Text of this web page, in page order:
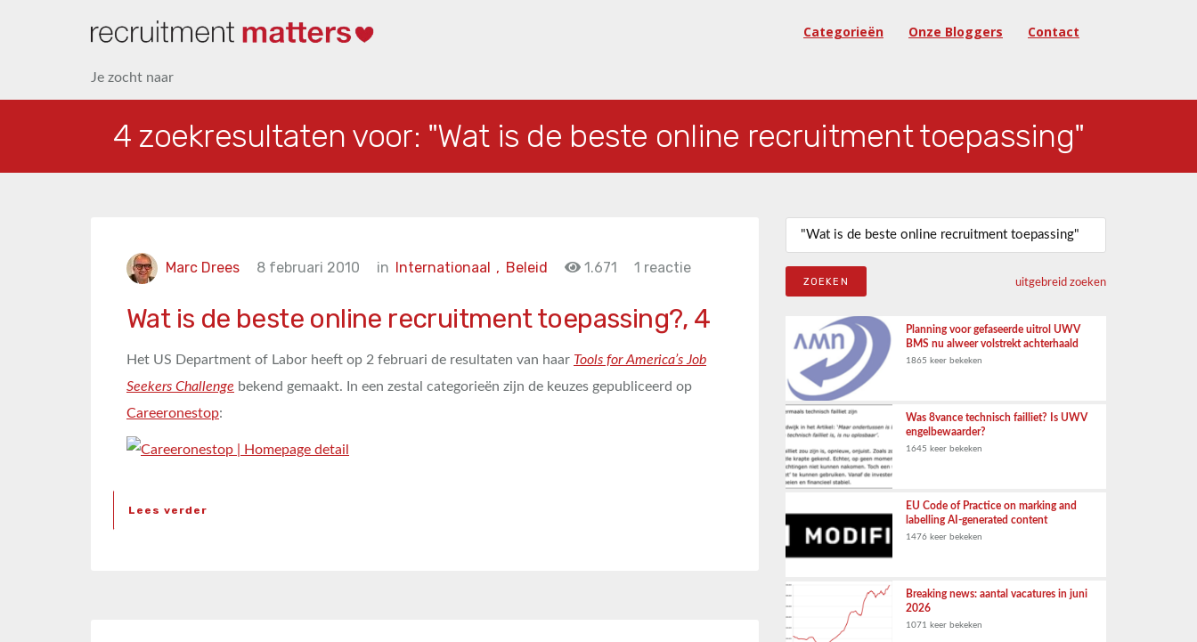
Categorieën Onze Bloggers Contact
Je zocht naar
4 zoekresultaten voor: "Wat is de beste online recruitment toepassing"
Marc Drees 8 februari 2010 in Beleid
Internationaal , 1.671 1 reactie
Wat is de beste online recruitment toepassing?, 4
Het US Department of Labor heeft op 2 februari de resultaten van haar Tools for America’s Job
Seekers Challenge bekend gemaakt. In een zestal categorieën zijn de keuzes gepubliceerd op
Careeronestop:
Lees verder
Zoeken naar:
uitgebreid zoeken
Planning voor gefaseerde uitrol UWV
BMS nu alweer volstrekt achterhaald
1865 keer bekeken
Was 8vance technisch failliet? Is UWV
engelbewaarder?
1645 keer bekeken
EU Code of Practice on marking and
labelling AI-generated content
1476 keer bekeken
Breaking news: aantal vacatures in juni
2026
1071 keer bekeken